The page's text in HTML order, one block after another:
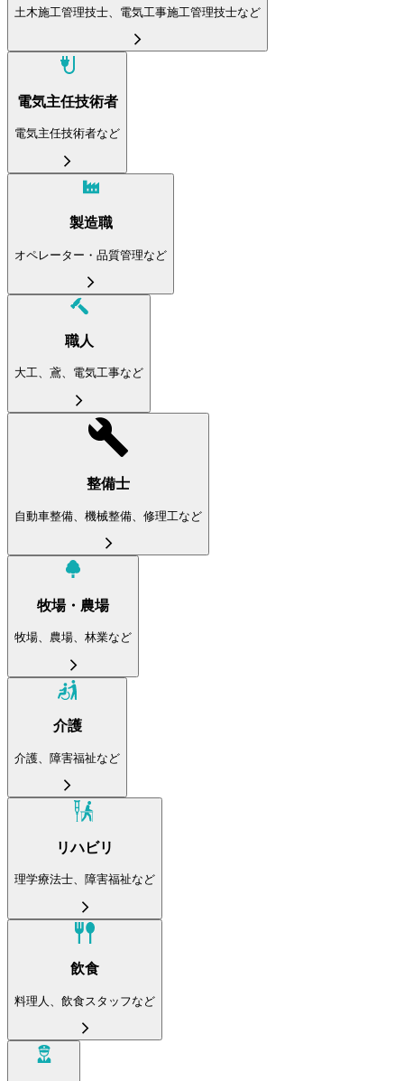
土木施工管理技士、電気工事施工管理技士など
電気主任技術者
電気主任技術者など
製造職
オペレーター・品質管理など
職人
大工、鳶、電気工事など
整備士
自動車整備、機械整備、修理工など
牧場・農場
牧場、農場、林業など
介護
介護、障害福祉など
リハビリ
理学療法士、障害福祉など
飲食
料理人、飲食スタッフなど